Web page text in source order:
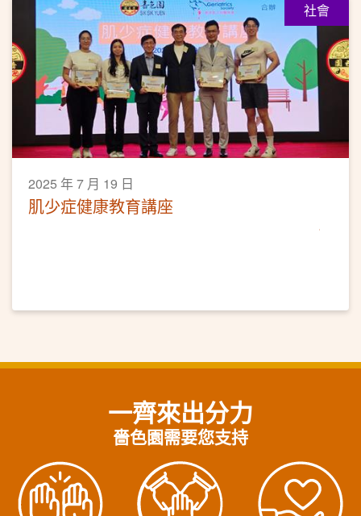
社會
2025 年 7 月 19 日
肌少症健康教育講座
一齊來出分力
嗇色園需要您支持